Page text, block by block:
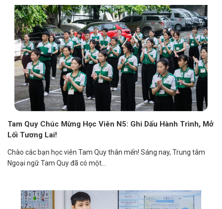
Tam Quy Chúc Mừng Học Viên N5: Ghi Dấu Hành Trình, Mở
Lối Tương Lai!
Chào các bạn học viên Tam Quy thân mến! Sáng nay, Trung tâm
Ngoại ngữ Tam Quy đã có một...